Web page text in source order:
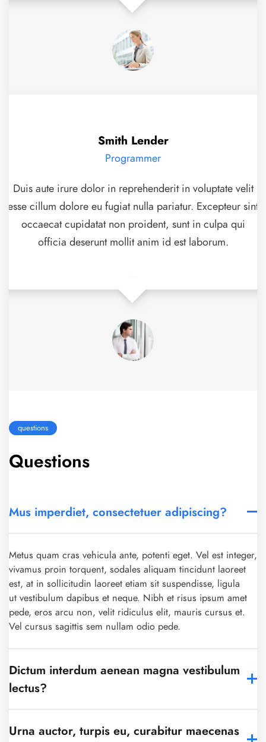
Smith Lender
Programmer
Duis aute irure dolor in reprehenderit in voluptate velit
esse cillum dolore eu fugiat nulla pariatur. Excepteur sint
occaecat cupidatat non proident, sunt in culpa qui
officia deserunt mollit anim id est laborum.
questions
Questions
Mus imperdiet, consectetuer adipiscing?
Metus quam cras vehicula ante, potenti eget. Vel est integer,
vivamus proin torquent, sodales aliquam tincidunt laoreet
est, at in sollicitudin laoreet etiam sit suspendisse, ligula
ut vestibulum dapibus et neque. Nibh et risus ipsum amet
pede, eros arcu non, velit ridiculus elit, mauris cursus et.
Vel cursus sagittis sem nullam odio pede.
Dictum interdum aenean magna vestibulum
lectus?
Urna auctor, turpis eu, curabitur maecenas